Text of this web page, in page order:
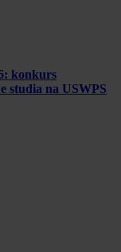
konkurs
studia na USWPS